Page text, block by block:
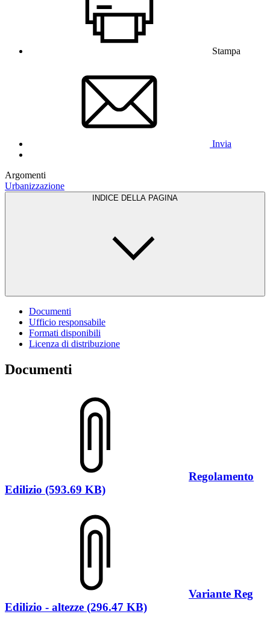
Stampa
Invia
Argomenti
Urbanizzazione
INDICE DELLA PAGINA
Documenti
Ufficio responsabile
Formati disponibili
Licenza di distribuzione
Documenti
Regolamento
Edilizio (593.69 KB)
Variante Reg
Edilizio - altezze (296.47 KB)